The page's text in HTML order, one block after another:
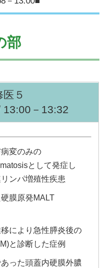
部
５
13:00－13:32
変のみの
として発症し
ンパ増殖性疾患
膜原発MALT
により急性膵炎後の
と診断した症例
った頭蓋内硬膜外膿